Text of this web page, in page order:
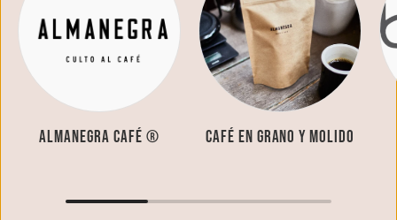
Almanegra Café ® Café en grano y molido